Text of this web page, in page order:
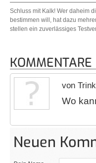
Schluss mit Kalk! Wer daheim
bestimmen will, hat dazu
stellen ein zuverlässiges
KOMMENTARE
von
Wo
Neuen